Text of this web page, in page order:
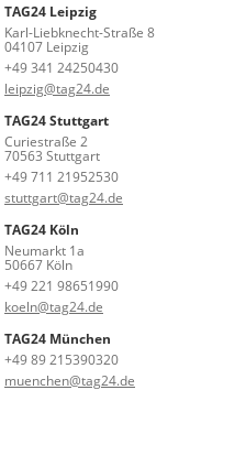
TAG24 Leipzig
Karl-Liebknecht-Straße 8
04107 Leipzig
+49 341 24250430
leipzig@tag24.de
TAG24 Stuttgart
Curiestraße 2
70563 Stuttgart
+49 711 21952530
stuttgart@tag24.de
TAG24 Köln
Neumarkt 1a
50667 Köln
+49 221 98651990
koeln@tag24.de
TAG24 München
+49 89 215390320
muenchen@tag24.de